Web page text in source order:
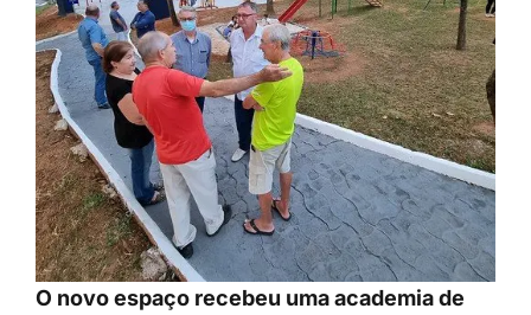
O novo espaço recebeu uma academia de